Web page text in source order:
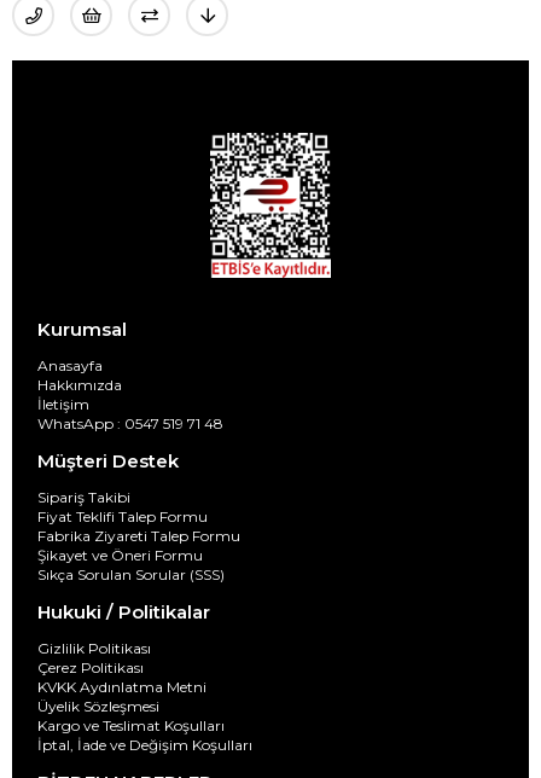
Kurumsal
Anasayfa
Hakkımızda
İletişim
WhatsApp : 0547 519 71 48
Müşteri Destek
Sipariş Takibi
Fiyat Teklifi Talep Formu
Fabrika Ziyareti Talep Formu
Şikayet ve Öneri Formu
Sıkça Sorulan Sorular (SSS)
Hukuki / Politikalar
Gizlilik Politikası
Çerez Politikası
KVKK Aydınlatma Metni
Üyelik Sözleşmesi
Kargo ve Teslimat Koşulları
İptal, İade ve Değişim Koşulları